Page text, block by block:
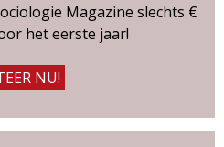
Magazine slechts €
het eerste jaar!
NU!